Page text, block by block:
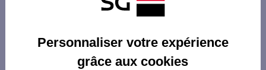
Les agences SG PRO dans les villes du
CHAUMONT
SAINT-DIZIER
Les agences SG PRO dans les départements
Personnaliser votre expérience
grâce aux cookies